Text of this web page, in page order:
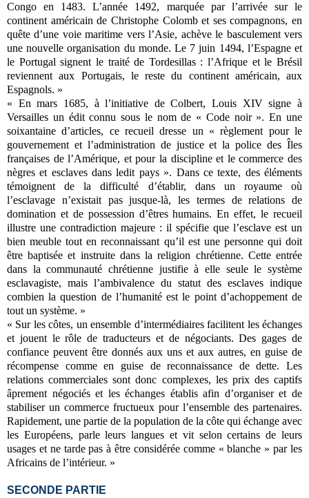
Congo en 1483. L’année 1492, marquée par l’arrivée sur le
continent américain de Christophe Colomb et ses compagnons, en
quête d’une voie maritime vers l’Asie, achève le basculement vers
une nouvelle organisation du monde. Le 7 juin 1494, l’Espagne et
le Portugal signent le traité de Tordesillas : l’Afrique et le Brésil
reviennent aux Portugais, le reste du continent américain, aux
Espagnols. »
« En mars 1685, à l’initiative de Colbert, Louis XIV signe à
Versailles un édit connu sous le nom de « Code noir ». En une
soixantaine d’articles, ce recueil dresse un « règlement pour le
gouvernement et l’administration de justice et la police des Îles
françaises de l’Amérique, et pour la discipline et le commerce des
nègres et esclaves dans ledit pays ». Dans ce texte, des éléments
témoignent de la difficulté d’établir, dans un royaume où
l’esclavage n’existait pas jusque-là, les termes de relations de
domination et de possession d’êtres humains. En effet, le recueil
illustre une contradiction majeure : il spécifie que l’esclave est un
bien meuble tout en reconnaissant qu’il est une personne qui doit
être baptisée et instruite dans la religion chrétienne. Cette entrée
dans la communauté chrétienne justifie à elle seule le système
esclavagiste, mais l’ambivalence du statut des esclaves indique
combien la question de l’humanité est le point d’achoppement de
tout un système. »
« Sur les côtes, un ensemble d’intermédiaires facilitent les échanges
et jouent le rôle de traducteurs et de négociants. Des gages de
confiance peuvent être donnés aux uns et aux autres, en guise de
récompense comme en guise de reconnaissance de dette. Les
relations commerciales sont donc complexes, les prix des captifs
âprement négociés et les échanges établis afin d’organiser et de
stabiliser un commerce fructueux pour l’ensemble des partenaires.
Rapidement, une partie de la population de la côte qui échange avec
les Européens, parle leurs langues et vit selon certains de leurs
usages et ne tarde pas à être considérée comme « blanche » par les
Africains de l’intérieur. »
SECONDE PARTIE